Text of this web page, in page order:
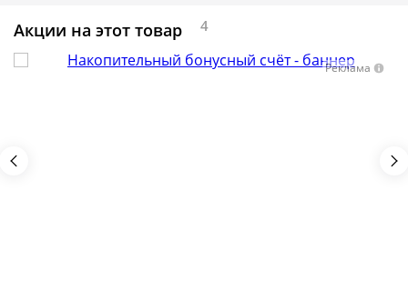
Акции на этот товар 4
Реклама